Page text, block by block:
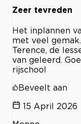
Zeer tevreden
Het inplannen
met veel
Terence, de
van geleerd.
rijschool
Beveelt aan
15 April 2026